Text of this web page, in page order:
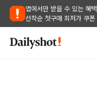
앱에서만 받을 수 있는 혜택
선착순 첫구매 최저가 쿠폰